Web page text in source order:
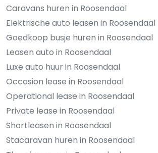
Caravans huren in Roosendaal
Elektrische auto leasen in Roosendaal
Goedkoop busje huren in Roosendaal
Leasen auto in Roosendaal
Luxe auto huur in Roosendaal
Occasion lease in Roosendaal
Operational lease in Roosendaal
Private lease in Roosendaal
Shortleasen in Roosendaal
Stacaravan huren in Roosendaal